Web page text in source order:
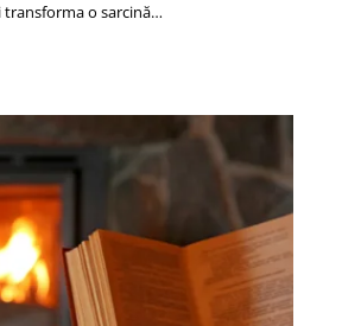
o sarcină…